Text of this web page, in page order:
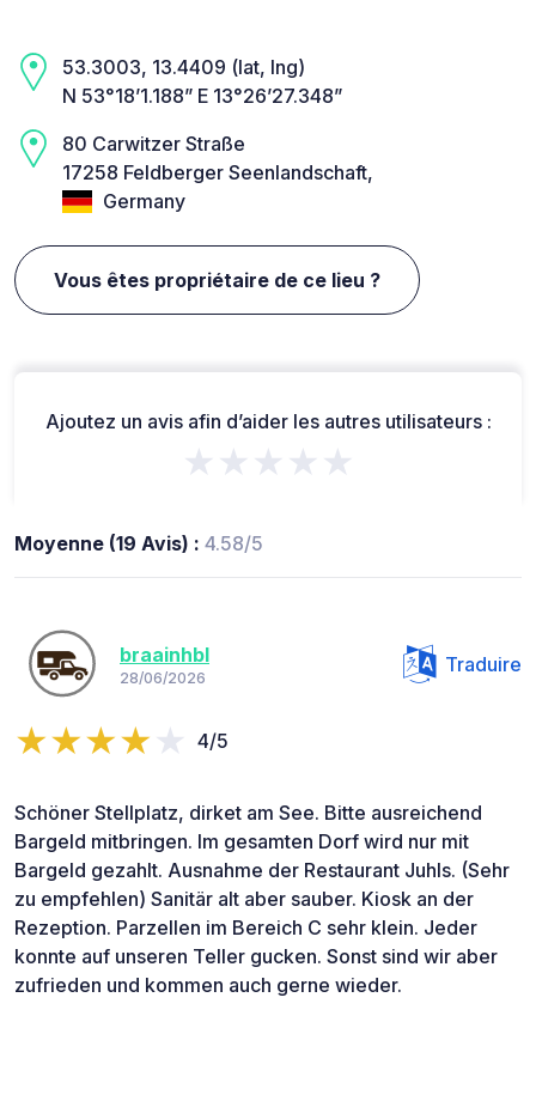
53.3003, 13.4409 (lat, lng)
N 53°18’1.188” E 13°26’27.348”
80 Carwitzer Straße
17258 Feldberger Seenlandschaft,
Germany
Vous êtes propriétaire de ce lieu ?
Ajoutez un avis afin d’aider les autres utilisateurs :
★★★★★
Moyenne (19 Avis) : 4.58/5
braainhbl
28/06/2026
Traduire
4/5
Schöner Stellplatz, dirket am See. Bitte ausreichend
Bargeld mitbringen. Im gesamten Dorf wird nur mit
Bargeld gezahlt. Ausnahme der Restaurant Juhls. (Sehr
zu empfehlen) Sanitär alt aber sauber. Kiosk an der
Rezeption. Parzellen im Bereich C sehr klein. Jeder
konnte auf unseren Teller gucken. Sonst sind wir aber
zufrieden und kommen auch gerne wieder.